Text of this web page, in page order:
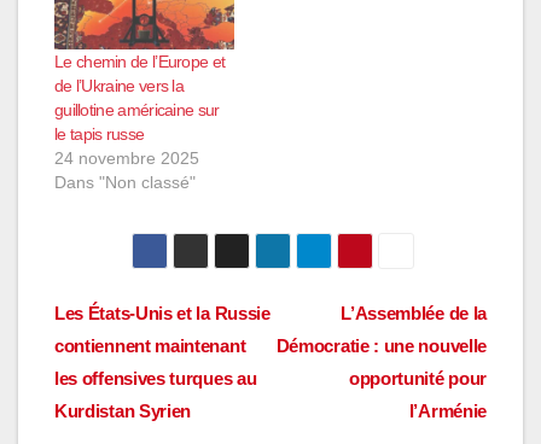
Le chemin de l’Europe et
de l’Ukraine vers la
guillotine américaine sur
le tapis russe
24 novembre 2025
Dans "Non classé"
Navigation
de
l’article
L’Assemblée de la
Démocratie : une nouvelle
opportunité pour
l’Arménie
Les États-Unis et la Russie
contiennent maintenant
les offensives turques au
Kurdistan Syrien